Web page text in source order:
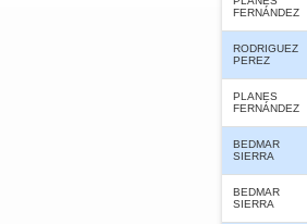
FERNÁNDEZ
RODRIGUEZ
PEREZ
PLANES
FERNÁNDEZ
BEDMAR
SIERRA
BEDMAR
SIERRA